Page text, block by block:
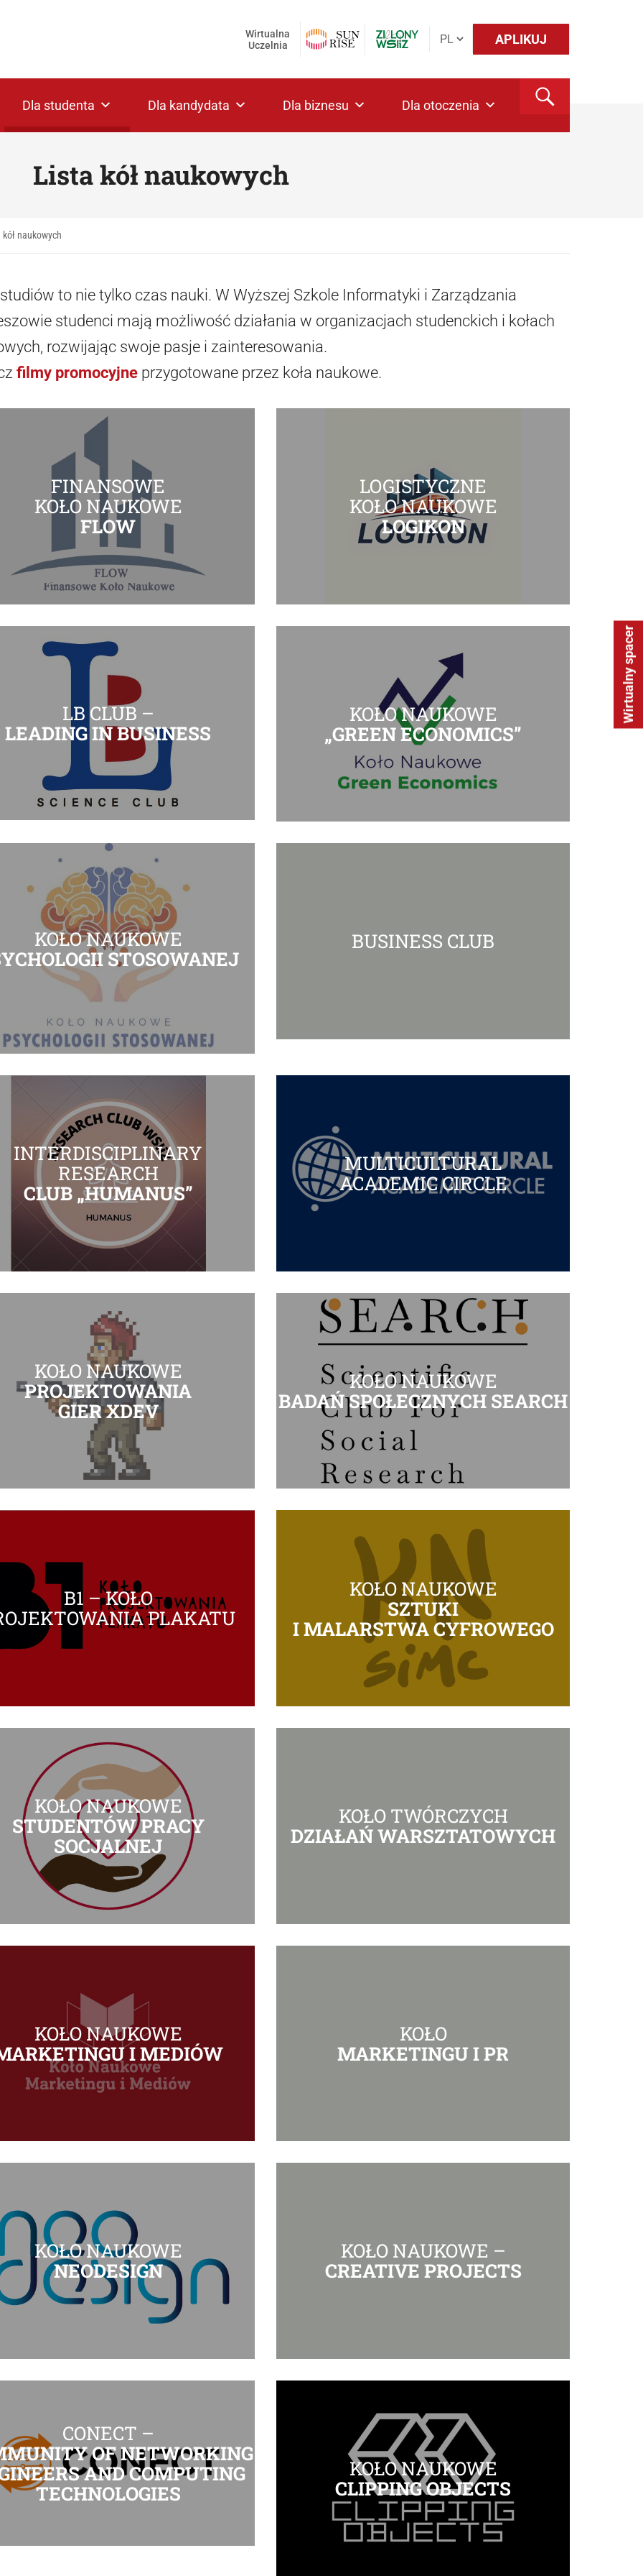
Wirtualny spacer
APLIKUJ
Wirtualna
Uczelnia
Dla studenta Dla kandydata Dla biznesu Dla otoczenia
Lista kół naukowych
naukowych
to nie tylko czas nauki. W Wyższej Szkole Informatyki i Zarządzania
studenci mają możliwość działania w organizacjach studenckich i kołach
rozwijając swoje pasje i zainteresowania.
filmy promocyjneprzygotowane przez koła naukowe.
FINANSOWE
KOŁO NAUKOWE
FLOW
LOGISTYCZNE
KOŁO NAUKOWE
LOGIKON
LB CLUB –
LEADING IN BUSINESS
KOŁO NAUKOWE
„GREEN ECONOMICS”
KOŁO NAUKOWE
STOSOWANEJ
BUSINESS CLUB
INTERDISCIPLINARY
RESEARCH
CLUB „HUMANUS”
MULTICULTURAL
ACADEMIC CIRCLE
KOŁO NAUKOWE
PROJEKTOWANIA
GIER XDEV
KOŁO NAUKOWE
BADAŃ SPOŁECZNYCH SEARCH
B1 – KOŁO
PLAKATU
KOŁO NAUKOWE
SZTUKI
I MALARSTWA CYFROWEGO
KOŁO NAUKOWE
STUDENTÓW PRACY
SOCJALNEJ
KOŁO TWÓRCZYCH
DZIAŁAŃ WARSZTATOWYCH
KOŁO NAUKOWE
I MEDIÓW
KOŁO
MARKETINGU I PR
KOŁO NAUKOWE
NEODESIGN
KOŁO NAUKOWE –
CREATIVE PROJECTS
CONECT –
OF NETWORKING
AND COMPUTING
TECHNOLOGIES
KOŁO NAUKOWE
CLIPPING OBJECTS